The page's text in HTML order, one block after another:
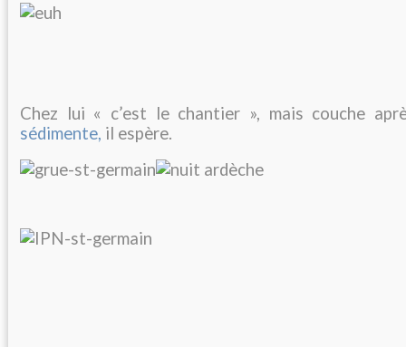
Chez lui « c’est le chantier », mais couche
sédimente, il espère.